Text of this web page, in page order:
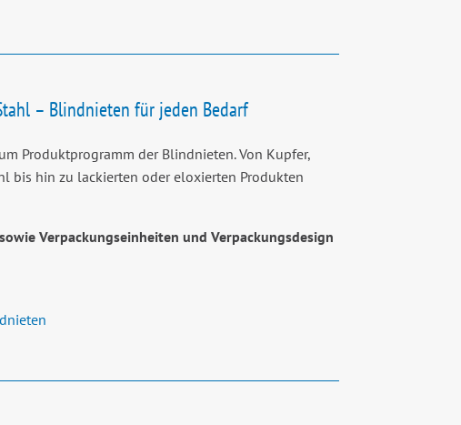
– Blindnieten für jeden Bedarf
Produktprogramm der Blindnieten. Von Kupfer,
bis hin zu lackierten oder eloxierten Produkten
Verpackungseinheiten und Verpackungsdesign